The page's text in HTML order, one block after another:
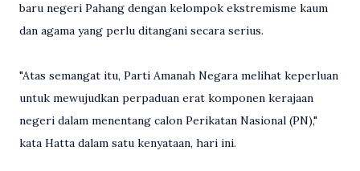
baru negeri Pahang dengan kelompok ekstremisme kaum
dan agama yang perlu ditangani secara serius.
"Atas semangat itu, Parti Amanah Negara melihat keperluan
untuk mewujudkan perpaduan erat komponen kerajaan
negeri dalam menentang calon Perikatan Nasional (PN),"
kata Hatta dalam satu kenyataan, hari ini.